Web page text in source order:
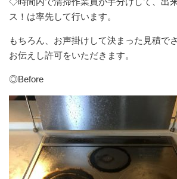
ス！は率先して行います。
もちろん、お声掛けして決まった見積で
お伝えし許可をいただきます。
◎Before